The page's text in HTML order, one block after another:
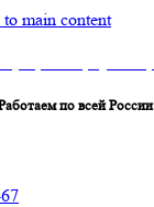
to main content
по всей России